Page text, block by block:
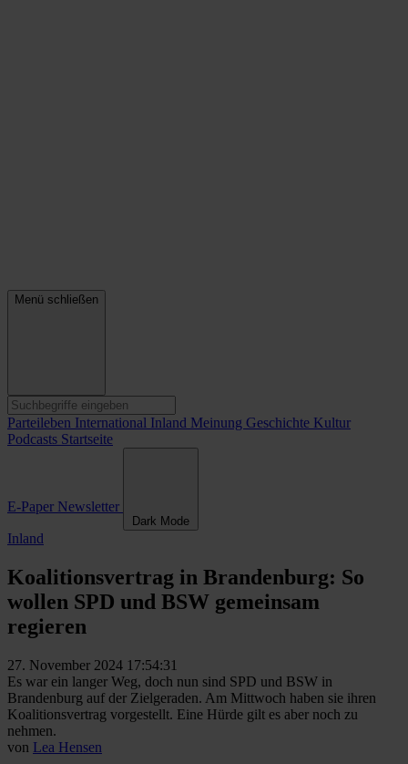
Menü schließen
Parteileben International Inland Meinung Geschichte Kultur
Podcasts Startseite
E-Paper Newsletter
Dark Mode
Inland
Koalitionsvertrag in Brandenburg: So
wollen SPD und BSW gemeinsam
regieren
27. November 2024 17:54:31
Es war ein langer Weg, doch nun sind SPD und BSW in
Brandenburg auf der Zielgeraden. Am Mittwoch haben sie ihren
Koalitionsvertrag vorgestellt. Eine Hürde gilt es aber noch zu
nehmen.
von Lea Hensen